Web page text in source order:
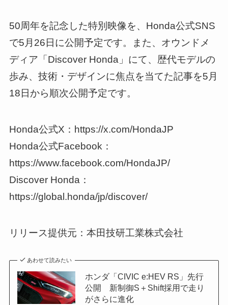
50周年を記念した特別映像を、Honda公式SNS
で5月26日に公開予定です。また、オウンドメ
ディア「Discover Honda」にて、歴代モデルの
歩み、技術・デザインに焦点を当てた記事を5月
18日から順次公開予定です。
Honda公式X：https://x.com/HondaJP
Honda公式Facebook：
https://www.facebook.com/HondaJP/
Discover Honda：
https://global.honda/jp/discover/
リリース提供元：本田技研工業株式会社
あわせて読みたい
ホンダ「CIVIC e:HEV RS」先行
公開 新制御S＋Shift採用で走り
がさらに進化